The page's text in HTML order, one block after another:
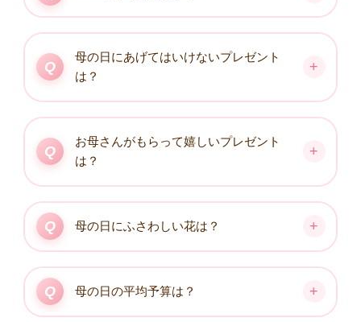
母の日にあげてはいけないプレゼント
は？
お母さんがもらって嬉しいプレゼント
は？
母の日にふさわしい花は？
母の日の平均予算は？